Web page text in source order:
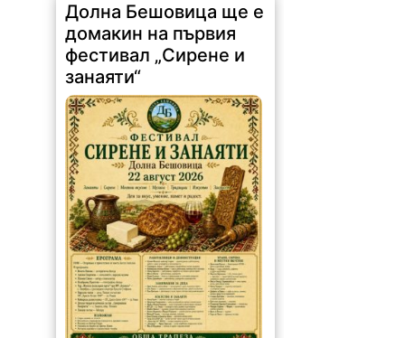
Долна Бешовица ще е
домакин на първия
фестивал „Сирене и
занаяти“